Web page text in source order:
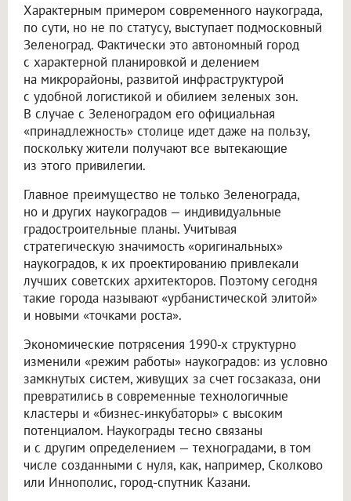
Характерным примером современного наукограда,
по сути, но не по статусу, выступает подмосковный
Зеленоград. Фактически это автономный город
с характерной планировкой и делением
на микрорайоны, развитой инфраструктурой
с удобной логистикой и обилием зеленых зон.
В случае с Зеленоградом его официальная
«принадлежность» столице идет даже на пользу,
поскольку жители получают все вытекающие
из этого привилегии.
Главное преимущество не только Зеленограда,
но и других наукоградов — индивидуальные
градостроительные планы. Учитывая
стратегическую значимость «оригинальных»
наукоградов, к их проектированию привлекали
лучших советских архитекторов. Поэтому сегодня
такие города называют «урбанистической элитой»
и новыми «точками роста».
Экономические потрясения 1990-х структурно
изменили «режим работы» наукоградов: из условно
замкнутых систем, живущих за счет госзаказа, они
превратились в современные технологичные
кластеры и «бизнес-инкубаторы» с высоким
потенциалом. Наукограды тесно связаны
и с другим определением — техноградами, в том
числе созданными с нуля, как, например, Сколково
или Иннополис, город-спутник Казани.